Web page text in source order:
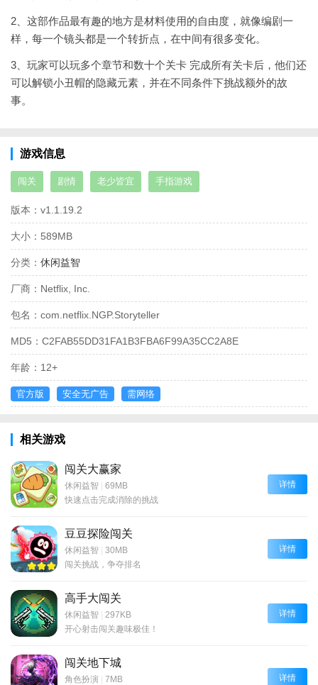
2、这部作品最有趣的地方是材料使用的自由度，就像编剧一
样，每一个镜头都是一个转折点，在中间有很多变化。
3、玩家可以玩多个章节和数十个关卡 完成所有关卡后，他们还
可以解锁小丑帽的隐藏元素，并在不同条件下挑战额外的故
事。
游戏信息
闯关 剧情 老少皆宜 手指游戏
版本： v1.1.19.2
大小： 589MB
分类： 休闲益智
厂商： Netflix, Inc.
包名： com.netflix.NGP.Storyteller
MD5： C2FAB55DD31FA1B3FBA6F99A35CC2A8E
年龄： 12+
官方版 安全无广告 需网络
相关游戏
闯关大赢家
休闲益智 | 69MB
快速点击完成消除的挑战
详情
豆豆探险闯关
休闲益智 | 30MB
闯关挑战，争夺排名
详情
高手大闯关
休闲益智 | 297KB
开心射击闯关趣味极佳！
详情
闯关地下城
角色扮演 | 7MB
详情